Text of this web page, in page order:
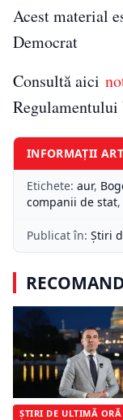
Acest material
Democrat
Consultă aici
Regulamentului
INFORMAȚII
Etichete: aur,
companii de stat,
Publicat în: Știri
ȘTIRI DE ULTIMĂ ORĂ